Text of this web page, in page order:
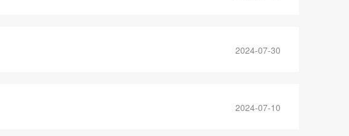
2024-07-30
2024-07-10